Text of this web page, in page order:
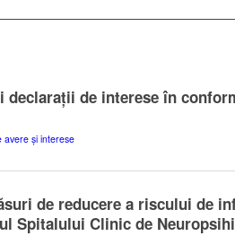
declaraţii de interese în
avere și interese
de reducere a riscului de
Spitalului Clinic de